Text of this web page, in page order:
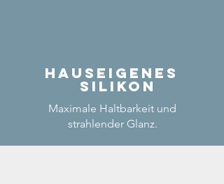
Hauseigenes
Silikon
Maximale Haltbarkeit und
strahlender Glanz.